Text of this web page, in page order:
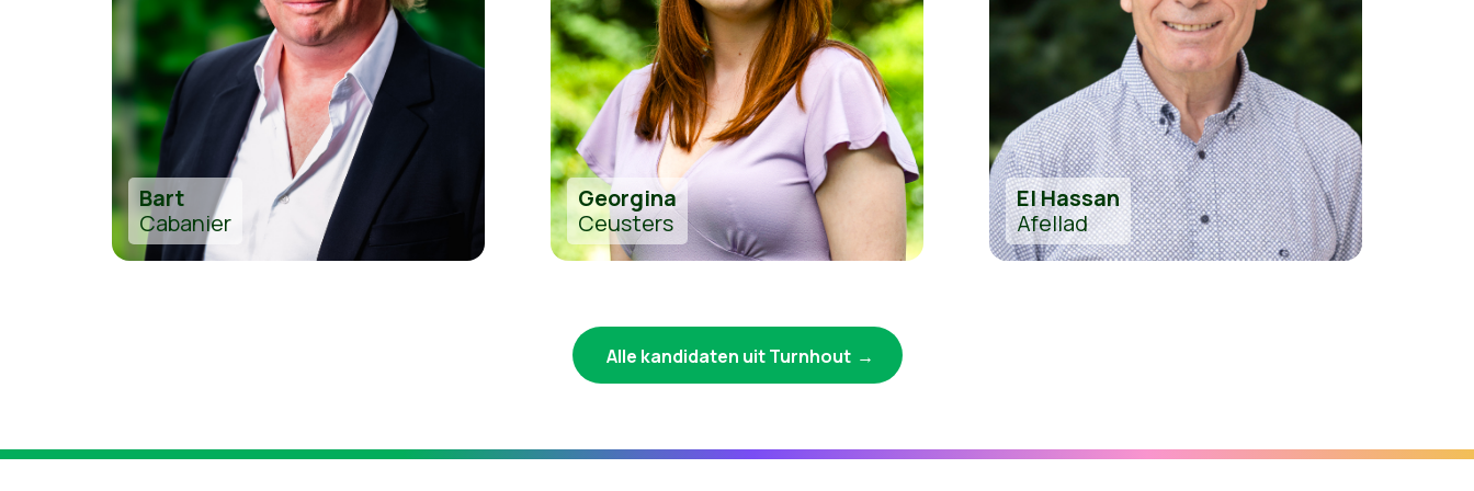
Bart
Cabanier
Georgina
Ceusters
El Hassan
Afellad
Alle kandidaten uit Turnhout